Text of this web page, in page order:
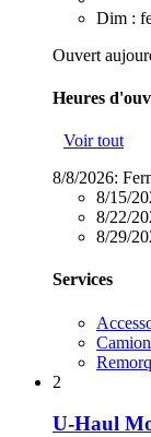
Dim :
Ouvert
Heures
Voir tout
8/8/2026:
8/15/
8/22/
8/29/
Services
2
U-Haul